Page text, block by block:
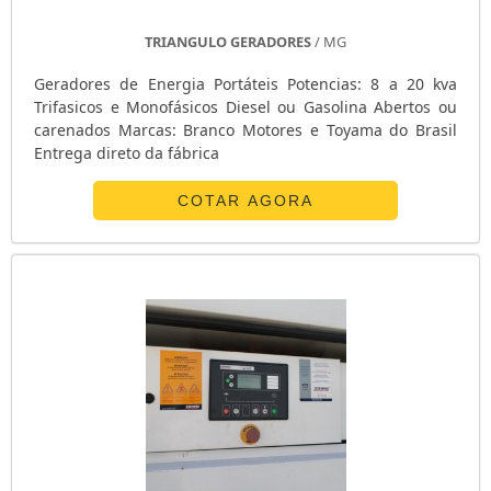
GERADOR DE ENERGIA 200 KVA
GERADOR DE ENERGIA 15 KVA
GERADOR DE ENERGIA 110
GERADOR DE ELETRICIDADE PORTÁTIL
GERADOR 5KVA DIESEL
GERADOR 500 KVA
GERADOR 500 KVA PREÇO
GERADOR 50 KVA PREÇO
GERADOR 3KVA SILENCIOSO
TRIANGULO GERADORES/ MG
Geradores de Energia Portáteis Potencias: 8 a 20 kva
Trifasicos e Monofásicos Diesel ou Gasolina Abertos ou
carenados Marcas: Branco Motores e Toyama do Brasil
Entrega direto da fábrica
COTAR AGORA